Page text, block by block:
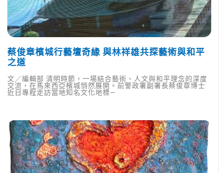
蔡俊章檳城行藝壇奇緣 與林祥雄共探藝術與和平
之道
文／編輯部 清明時節，一場結合藝術、人文與和平理念的深度
交流，在馬來西亞檳城悄然展開。前警政署副署長蔡俊章博士
近日專程走訪當地知名文化地標—